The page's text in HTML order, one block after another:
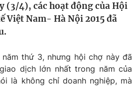
(3/4), các hoạt động của Hội
Việt Nam- Hà Nội 2015 đã
thứ 3, nhưng hội chợ này đã
dịch lớn nhất trong năm của
là không chỉ doanh nghiệp, mà